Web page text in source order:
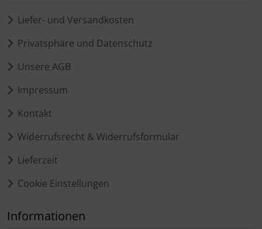
Liefer- und Versandkosten
Privatsphäre und Datenschutz
Unsere AGB
Impressum
Kontakt
Widerrufsrecht & Widerrufsformular
Lieferzeit
Cookie Einstellungen
Informationen